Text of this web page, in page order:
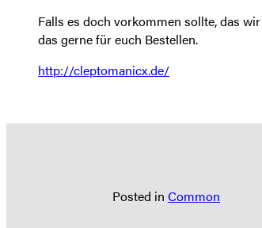
Falls es doch vorkommen sollte, das
das gerne für euch Bestellen.
http://cleptomanicx.de/
Posted in Common